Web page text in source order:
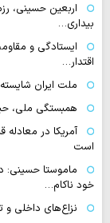
اربعین حسینی،
بیداری…
ایستادگی و
اقتدار…
ملت ایران
همبستگی ملی،
آمریکا در
است
ماموستا حسینی:
خود ناکام…
نزاع‌های داخلی